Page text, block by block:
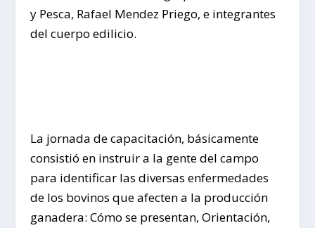
y Pesca, Rafael Mendez Priego, e integrantes
del cuerpo edilicio.
La jornada de capacitación, básicamente
consistió en instruir a la gente del campo
para identificar las diversas enfermedades
de los bovinos que afecten a la producción
ganadera: Cómo se presentan, Orientación,